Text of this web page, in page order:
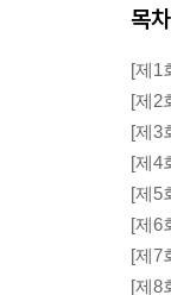
목차
[제1
[제2
[제3
[제4
[제5
[제6
[제7
[제8